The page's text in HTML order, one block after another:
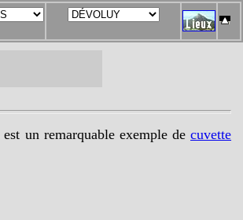
est un remarquable exemple decuvette